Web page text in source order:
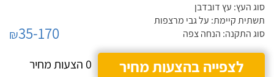
סוג העץ: עץ דובדבן
תשתית קיימת: על גבי מרצפות
סוג התקנה: הנחה צפה
₪35-170
לצפייה בהצעות מחיר
0 הצעות מחיר